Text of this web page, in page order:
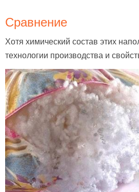
Сравнение
Хотя химический состав этих
технологии производства и